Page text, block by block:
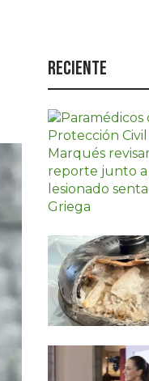
Reciente